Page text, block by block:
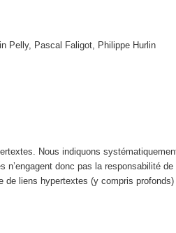
Pelly, Pascal Faligot, Philippe Hurlin
Nous indiquons
n’engagent donc pas la responsabilité
de liens hypertextes (y compris